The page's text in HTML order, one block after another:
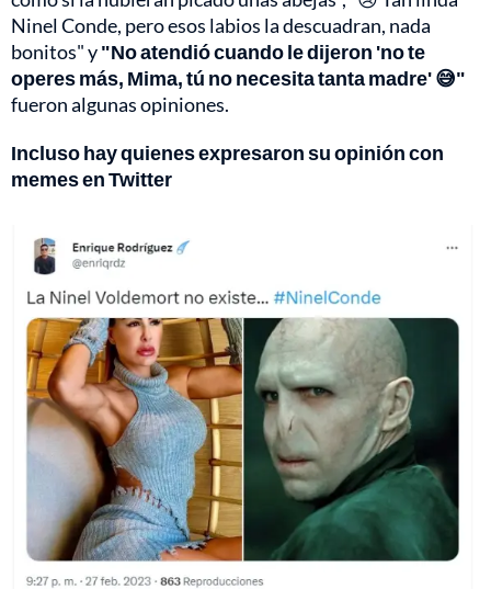
Ninel Conde, pero esos labios la descuadran, nada
bonitos" y"No atendió cuando le dijeron 'no te
operes más, Mima, tú no necesita tanta madre' 😅"
fueron algunas opiniones.
Incluso hay quienes expresaron su opinión con
memes en Twitter